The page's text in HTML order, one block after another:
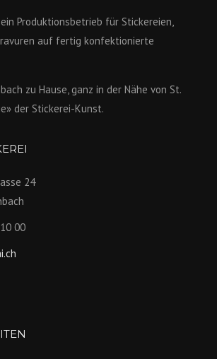
Produktions­betrieb für Stickereien,
auf fertig konfek­tionierte
zu Hause, ganz in der Nähe von St.
der Stickerei-Kunst.
24
00